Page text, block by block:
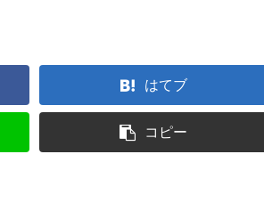
はてブ
コピー